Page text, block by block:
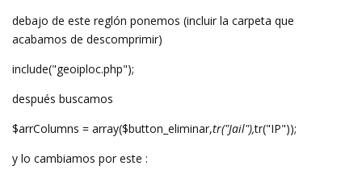
debajo de este reglón ponemos (incluir la carpeta que
acabamos de descomprimir)
include("geoiploc.php");
después buscamos
$arrColumns = array($button_eliminar,tr("Jail"),tr("IP"));
y lo cambiamos por este :